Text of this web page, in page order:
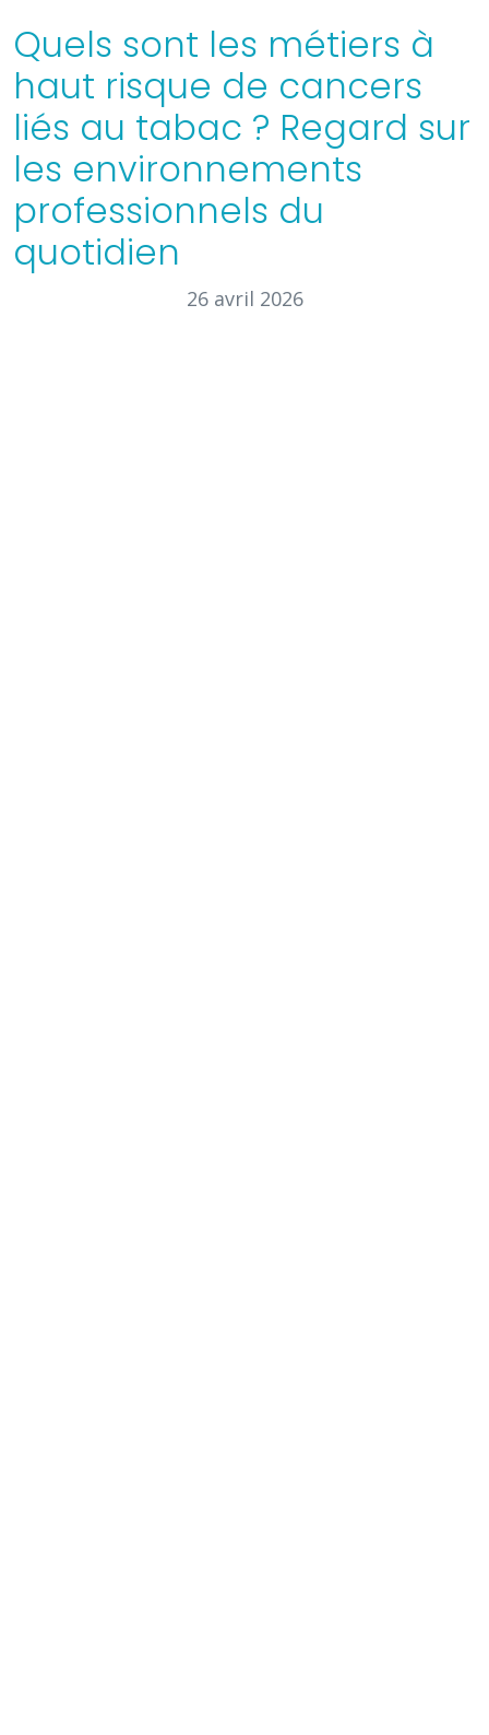
Quels sont les métiers à
haut risque de cancers
liés au tabac ? Regard sur
les environnements
professionnels du
quotidien
26 avril 2026